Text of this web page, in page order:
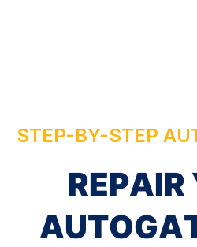
STEP-BY-STEP
REPAIR
AUTOGA